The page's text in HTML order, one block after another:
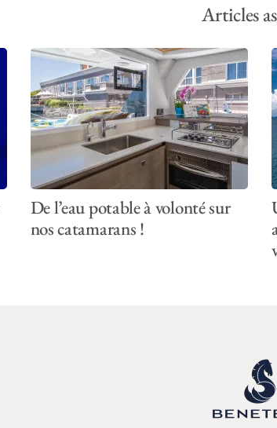
Articles
De l’eau potable à volonté sur
nos catamarans !